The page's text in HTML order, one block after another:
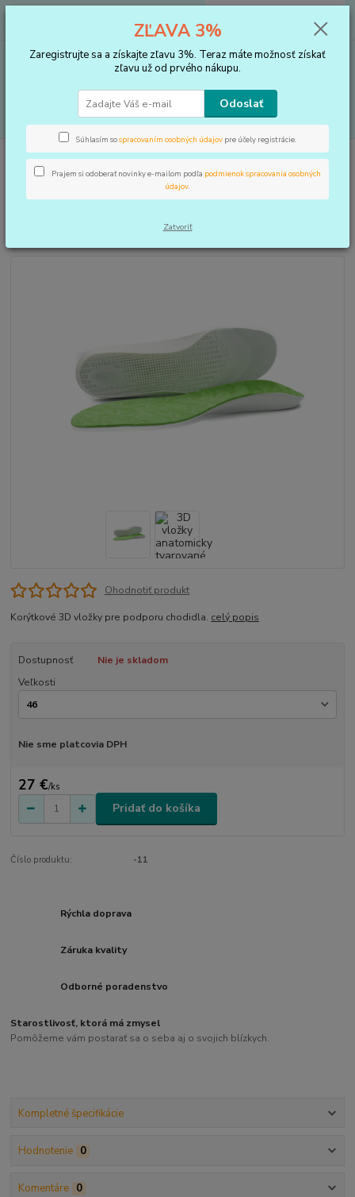
za0 €
Úvod VLOŽKY DO TOPÁNOK, KOREKTORY Vložky
3D vložky
anatomicky tvarované Korýtkové
3D vložky anatomicky tvarované
Ohodnotiť produkt
Korýtkové 3D vložky pre podporu chodidla. celý popis
Dostupnosť
Nie je skladom
Veľkosti
Nie sme platcovia DPH
27 €/ks
Pridať do košíka
Číslo produktu: -11
Rýchla doprava
Záruka kvality
Odborné poradenstvo
Starostlivosť, ktorá má zmysel
Pomôžeme vám postarať sa o seba aj o svojich blízkych.
Kompletné špecifikácie
Hodnotenie 0
Komentáre 0
ZĽAVA 3%
Zaregistrujte sa a získajte zľavu 3%. Teraz máte možnosť získať
zľavu už od prvého nákupu.
Odoslať
Súhlasím sospracovaním osobných údajov pre účely registrácie.
Prajem si odoberať novinky e-mailom podľa podmienok spracovania osobných
údajov.
Zatvoriť